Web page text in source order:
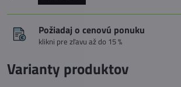
Požiadaj o cenovú ponuku
klikni pre zľavu až do 15 %
Varianty produktov